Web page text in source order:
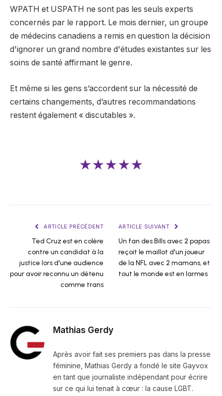
WPATH et USPATH ne sont pas les seuls experts
concernés par le rapport. Le mois dernier, un groupe
de médecins canadiens a remis en question la décision
d'ignorer un grand nombre d'études existantes sur les
soins de santé affirmant le genre.
Et même si les gens s’accordent sur la nécessité de
certains changements, d’autres recommandations
restent également « discutables ».
★★★★★
ARTICLE PRÉCÉDENT
Ted Cruz est en colère
contre un candidat à la
justice lors d'une audience
pour avoir reconnu un détenu
comme trans
ARTICLE SUIVANT
Un fan des Bills avec 2 papas
reçoit le maillot d'un joueur
de la NFL avec 2 mamans, et
tout le monde est en larmes
Mathias Gerdy
Après avoir fait ses premiers pas dans la presse
féminine, Mathias Gerdy a fondé le site Gayvox
en tant que journaliste indépendant pour écrire
sur ce qui lui tenait à cœur : la cause LGBT.